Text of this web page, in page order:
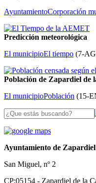
AyuntamientoCorporación
Predicción meteorológica
El municipioEl tiempo (7-
Población de Zapardiel de
El municipioPoblación (15-
Ayuntamiento de
San Miguel, nº 2
CP:05154 - Zapardiel de la